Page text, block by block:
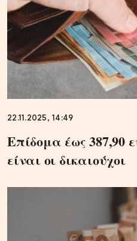
22.11.2025, 14:49
Επίδομα έως 387,90
είναι οι δικαιούχοι